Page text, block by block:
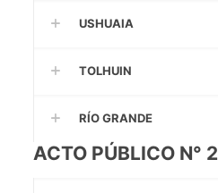
USHUAIA
TOLHUIN
RÍO GRANDE
ACTO PÚBLICO N° 2